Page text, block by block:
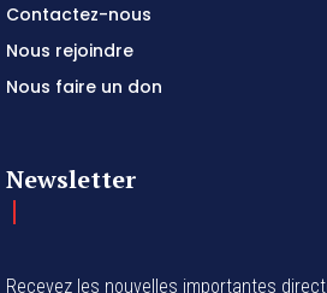
Contactez-nous
Nous rejoindre
Nous faire un don
Newsletter
Recevez les nouvelles importantes